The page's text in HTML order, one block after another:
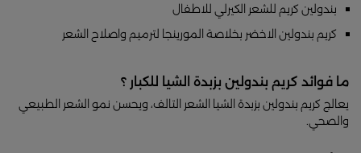
بندولين كريم للشعر الكيرلي للاطفال
كريم بندولين الاخضر بخلاصة المورينجا لترميم واصلاح الشعر
ما فوائد كريم بندولين بزبدة الشيا للكبار ؟
يعالج كريم بندولين بزبدة الشيا الشعر التالف، ويحسن نمو الشعر الطبيعي
والصحي.